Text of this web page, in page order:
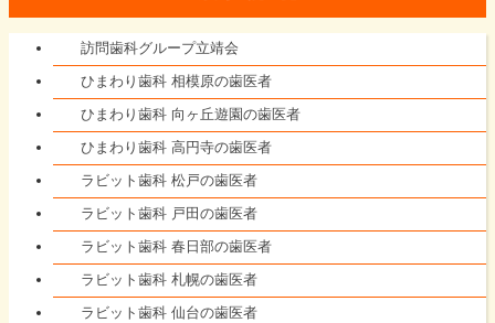
訪問歯科グループ立靖会
ひまわり歯科 相模原の歯医者
ひまわり歯科 向ヶ丘遊園の歯医者
ひまわり歯科 高円寺の歯医者
ラビット歯科 松戸の歯医者
ラビット歯科 戸田の歯医者
ラビット歯科 春日部の歯医者
ラビット歯科 札幌の歯医者
ラビット歯科 仙台の歯医者